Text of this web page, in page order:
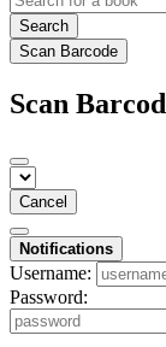
Search
Scan Barcode
Scan
Cancel
Notifications
Username:
Password: